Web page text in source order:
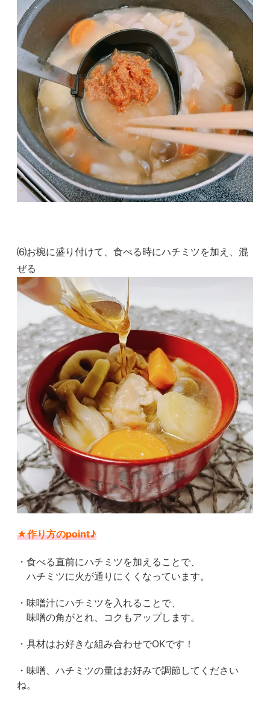
⑹お椀に盛り付けて、食べる時にハチミツを加え、混
ぜる
★作り方のpoint♪
・食べる直前にハチミツを加えることで、
ハチミツに火が通りにくくなっています。
・味噌汁にハチミツを入れることで、
味噌の角がとれ、コクもアップします。
・具材はお好きな組み合わせでOKです！
・味噌、ハチミツの量はお好みで調節してください
ね。